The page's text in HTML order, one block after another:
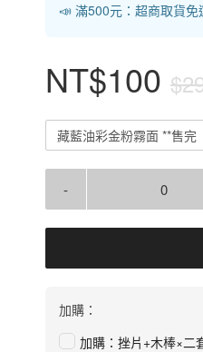
📣 滿500元：超商取貨免
NT$100
藏藍油彩金粉霧面 **售完
-
加購：
加購：挫片+木棒×二